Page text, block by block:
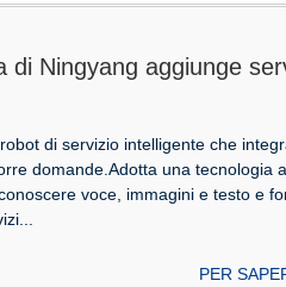
di Ningyang aggiunge
Robot AI guida
di servizio intelligente che
domande.Adotta una tecnologia
voce, immagini e testo e
PER